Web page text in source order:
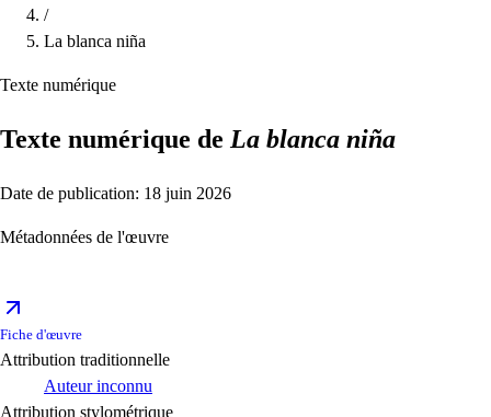
/
La blanca niña
Texte numérique
Texte numérique de La blanca niña
Date de publication: 18 juin 2026
Métadonnées de l'œuvre
Fiche d'œuvre
Attribution traditionnelle
Auteur inconnu
Attribution stylométrique